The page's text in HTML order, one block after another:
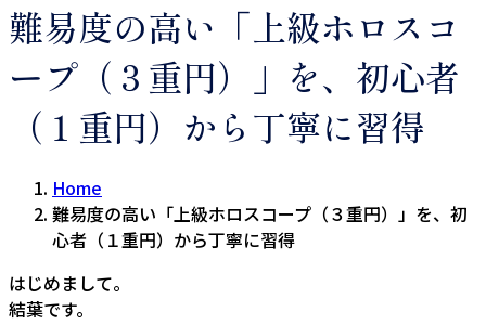
難易度の高い「上級ホロスコ
ープ（３重円）」を、初心者
（１重円）から丁寧に習得
Home
難易度の高い「上級ホロスコープ（３重円）」を、初
心者（１重円）から丁寧に習得
はじめまして。
結葉です。